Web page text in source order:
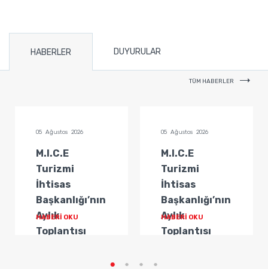
HABERLER DUYURULAR
TÜM HABERLER
05 Ağustos 2026
M.I.C.E
Turizmi
İhtisas
Başkanlığı’nın
Aylık
Toplantısı
HABERİ OKU
05 Ağustos 2026
M.I.C.E
Turizmi
İhtisas
Başkanlığı’nın
Aylık
Toplantısı
HABERİ OKU